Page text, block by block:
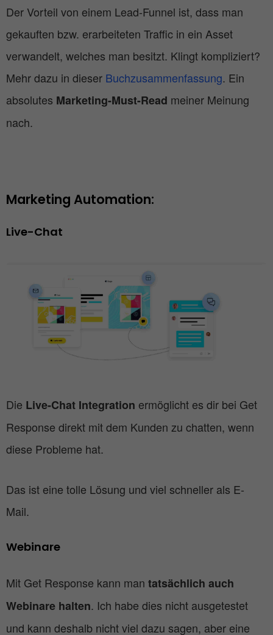
Der Vorteil von einem Lead-Funnel ist, dass man
gekauften bzw. erarbeiteten Traffic in ein Asset
verwandelt, welches man besitzt. Klingt kompliziert?
Mehr dazu in dieser Buchzusammenfassung. Ein
absolutes Marketing-Must-Read meiner Meinung
nach.
Marketing Automation:
Live-Chat
Die Live-Chat Integration ermöglicht es dir bei Get
Response direkt mit dem Kunden zu chatten, wenn
diese Probleme hat.
Das ist eine tolle Lösung und viel schneller als E-
Mail.
Webinare
Mit Get Response kann man tatsächlich auch
Webinare halten. Ich habe dies nicht ausgetestet
und kann deshalb nicht viel dazu sagen, aber eine